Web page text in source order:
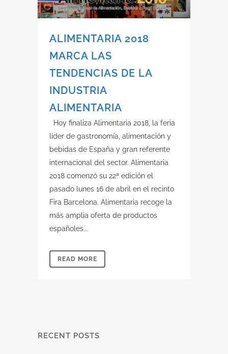
ALIMENTARIA 2018
MARCA LAS
TENDENCIAS DE LA
INDUSTRIA
ALIMENTARIA
Hoy finaliza Alimentaria 2018, la feria
líder de gastronomía, alimentación y
bebidas de España y gran referente
internacional del sector. Alimentaria
2018 comenzó su 22ª edición el
pasado lunes 16 de abril en el recinto
Fira Barcelona. Alimentaria recoge la
más amplia oferta de productos
españoles...
READ MORE
RECENT POSTS